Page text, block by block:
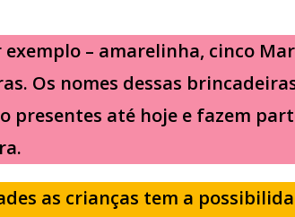
– amarelinha, cinco
. Os nomes dessas
presentes até hoje e fazem
as crianças tem a